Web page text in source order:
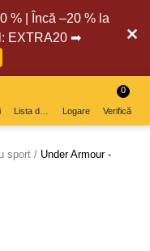
% | Încă –20 % la
EXTRA20 ➡
Logare Verifică
0
sport
Under Armour -